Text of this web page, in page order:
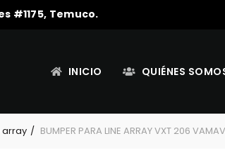
#1175, Temuco.
INICIO QUIÉNES
array BUMPER PARA LINE ARRAY VXT 206 VAMAV